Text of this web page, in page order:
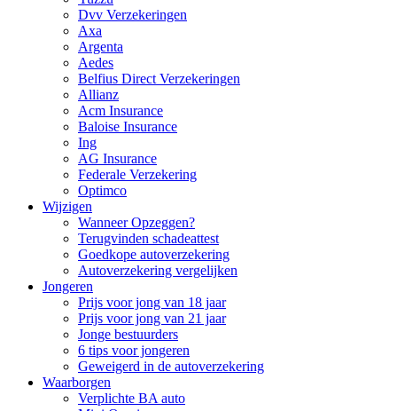
Dvv Verzekeringen
Axa
Argenta
Aedes
Belfius Direct Verzekeringen
Allianz
Acm Insurance
Baloise Insurance
Ing
AG Insurance
Federale Verzekering
Optimco
Wijzigen
Wanneer Opzeggen?
Terugvinden schadeattest
Goedkope autoverzekering
Autoverzekering vergelijken
Jongeren
Prijs voor jong van 18 jaar
Prijs voor jong van 21 jaar
Jonge bestuurders
6 tips voor jongeren
Geweigerd in de autoverzekering
Waarborgen
Verplichte BA auto